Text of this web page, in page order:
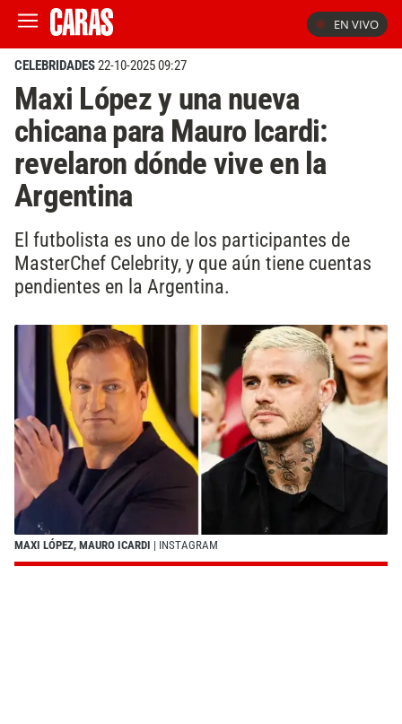
EN VIVO
CELEBRIDADES22-10-2025 09:27
Maxi López y una nueva
chicana para Mauro Icardi:
revelaron dónde vive en la
Argentina
El futbolista es uno de los participantes de
MasterChef Celebrity, y que aún tiene cuentas
pendientes en la Argentina.
MAXI LÓPEZ, MAURO ICARDI | INSTAGRAM